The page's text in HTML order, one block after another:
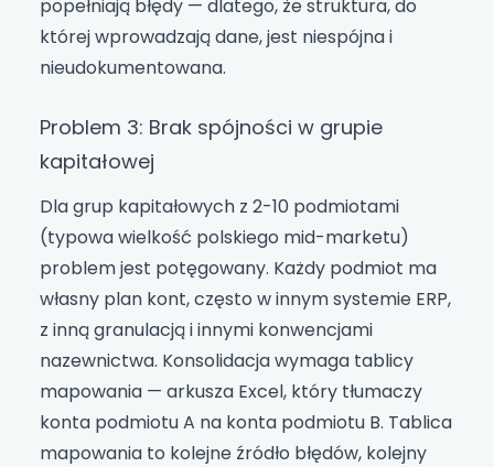
popełniają błędy — dlatego, że struktura, do
której wprowadzają dane, jest niespójna i
nieudokumentowana.
Problem 3: Brak spójności w grupie
kapitałowej
Dla grup kapitałowych z 2-10 podmiotami
(typowa wielkość polskiego mid-marketu)
problem jest potęgowany. Każdy podmiot ma
własny plan kont, często w innym systemie ERP,
z inną granulacją i innymi konwencjami
nazewnictwa. Konsolidacja wymaga tablicy
mapowania — arkusza Excel, który tłumaczy
konta podmiotu A na konta podmiotu B. Tablica
mapowania to kolejne źródło błędów, kolejny